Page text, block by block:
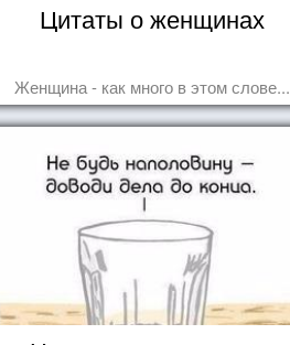
Цитаты о женщинах
Женщина - как много в этом слове...